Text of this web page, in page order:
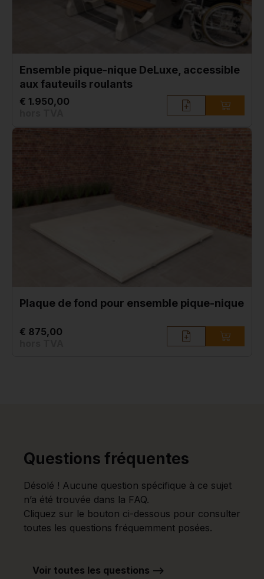
Ensemble pique-nique DeLuxe, accessible
aux fauteuils roulants
€ 1.950,00
Plaque de fond pour ensemble pique-nique
€ 875,00
Questions fréquentes
Désolé ! Aucune question spécifique à ce sujet
n’a été trouvée dans la FAQ.
Cliquez sur le bouton ci-dessous pour consulter
toutes les questions fréquemment posées.
Voir toutes les questions -->